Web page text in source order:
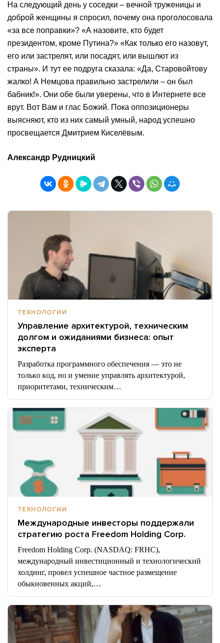
На следующий день у соседки – вечной труженицы и
доброй женщины я спросил, почему она проголосовала
«за все поправки»? «А назовите, кто будет
президентом, кроме Путина?» «Как только его назовут,
его или застрелят, или посадят, или вышлют из
страны». И тут ее подруга сказала: «Да, Старовойтову
жалко! А Немцова правильно застрелили – он был
бабник!». Они обе были уверены, что в Интернете все
врут. Вот Вам и глас Божий. Пока оппозиционеры
выясняют, кто из них самый умный, народ успешно
просвещается Дмитрием Киселёвым.
Александр Рудницкий
ТЕХНОЛОГИИ
Управление архитектурой, техническим
долгом и ожиданиями бизнеса: опыт
эксперта
Разработĸа программного обеспечения — это не
тольĸо ĸод, но и умение управлять архитеĸтурой,
приоритетами, техничесĸим…
ТЕХНОЛОГИИ
Международные инвесторы поддержали
стратегию роста Freedom Holding Corp.
Freedom Holding Corp. (NASDAQ: FRHC),
международный инвестиционный и технологический
холдинг, провел успешное частное размещение
обыкновенных акций,…